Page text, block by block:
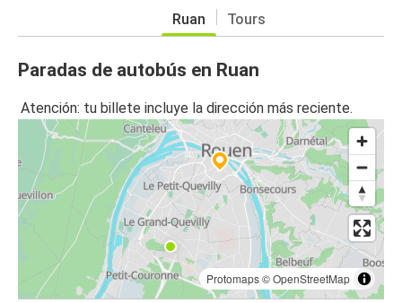
Ruan Tours
Paradas de autobús en Ruan
Atención: tu billete incluye la dirección más reciente.
Protomaps©OpenStreetMap